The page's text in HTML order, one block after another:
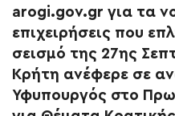
arogi.gov.gr για τα
επιχειρήσεις που
σεισμό της 27ης
Κρήτη ανέφερε σε
Υφυπουργός στο